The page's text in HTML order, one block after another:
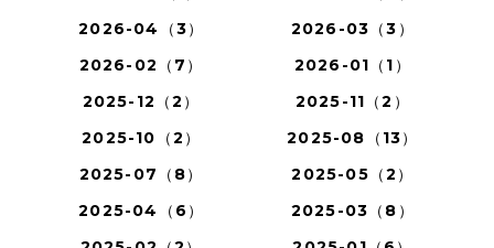
2026-04（3）
2026-03（3）
2026-02（7）
2026-01（1）
2025-12（2）
2025-11（2）
2025-10（2）
2025-08（13）
2025-07（8）
2025-05（2）
2025-04（6）
2025-03（8）